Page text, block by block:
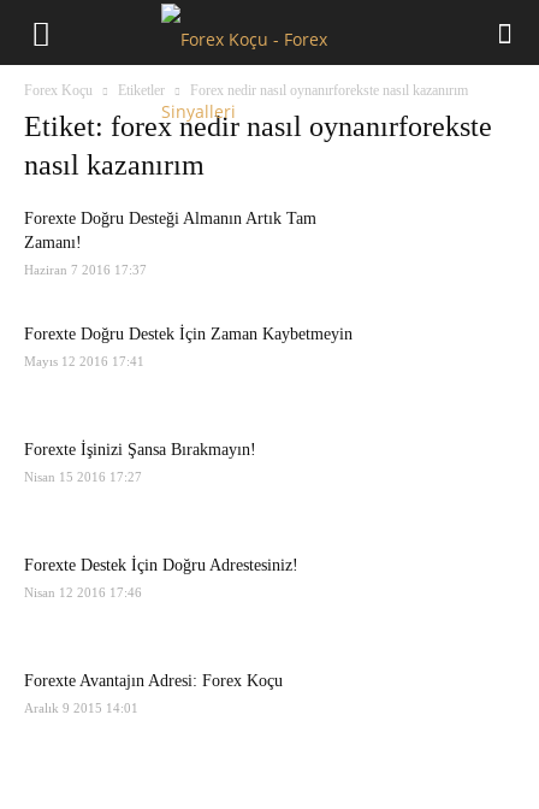
Forex Koçu Etiketler Forex nedir nasıl oynanırforekste nasıl kazanırım
Etiket: forex nedir nasıl oynanırforekste
nasıl kazanırım
Forexte Doğru Desteği Almanın Artık Tam
Zamanı!
Haziran 7 2016 17:37
Forexte Doğru Destek İçin Zaman Kaybetmeyin
Mayıs 12 2016 17:41
Forexte İşinizi Şansa Bırakmayın!
Nisan 15 2016 17:27
Forexte Destek İçin Doğru Adrestesiniz!
Nisan 12 2016 17:46
Forexte Avantajın Adresi: Forex Koçu
Aralık 9 2015 14:01